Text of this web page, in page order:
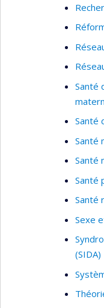
Santé
Santé
Santé
Santé
Santé
Santé
Sexe
(SIDA)